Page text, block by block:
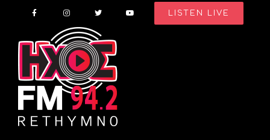
content
LISTEN LIVE